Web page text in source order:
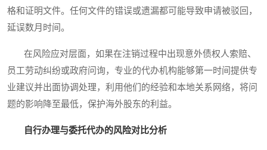
格和证明文件。任何文件的错误或遗漏都可能导致申请被驳回，
延误数月时间。
在风险应对层面，如果在注销过程中出现意外债权人索赔、
员工劳动纠纷或政府问询，专业的代办机构能够第一时间提供专
业建议并出面协调处理，利用他们的经验和本地关系网络，将问
题的影响降至最低，保护海外股东的利益。
自行办理与委托代办的风险对比分析